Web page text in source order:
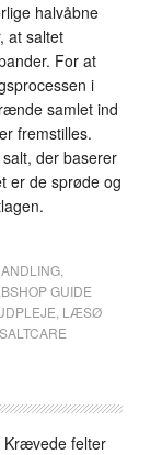
halvåbne
at saltet
For at
i
samlet ind
fremstilles.
der baserer
er de sprøde og
,
GUIDE
LÆSØ
SALTCARE
Krævede felter